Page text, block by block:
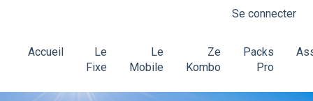
Se connecter
Accueil
Le
Fixe
Le
Mobile
Ze
Kombo
Packs
Pro